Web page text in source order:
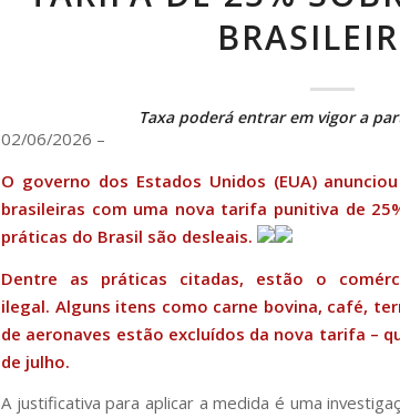
Taxa poderá entrar em vigor a
02/06/2026 –
O governo dos Estados Unidos (EUA)
brasileiras com uma nova tarifa punitiva de
práticas do Brasil são desleais.
Dentre as práticas citadas, estão o
ilegal. Alguns itens como carne bovina, café,
de aeronaves estão excluídos da nova tarifa –
de julho.
A justificativa para aplicar a medida é uma